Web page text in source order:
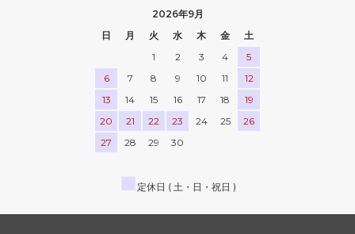
2026年9月
日
月 火 水 木 金
土
1
2 3 4
5
6
7 8 9 10 11
12
13
14 15 16 17 18
19
20
21 22 23 24 25
26
27
28 29 30
■ 定休日 ( 土・日・祝日 )